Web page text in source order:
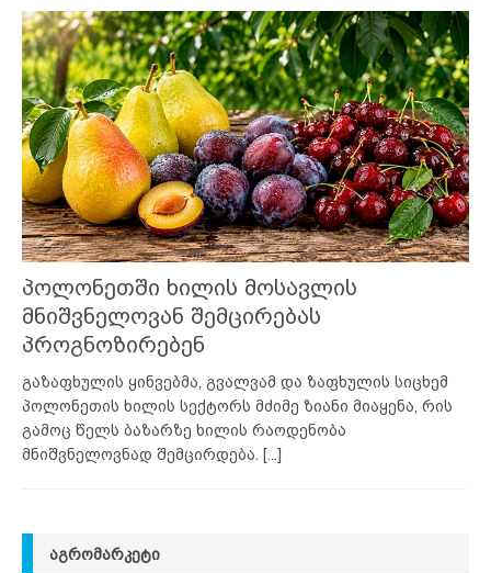
პოლონეთში ხილის მოსავლის
მნიშვნელოვან შემცირებას
პროგნოზირებენ
გაზაფხულის ყინვებმა, გვალვამ და ზაფხულის სიცხემ
პოლონეთის ხილის სექტორს მძიმე ზიანი მიაყენა, რის
გამოც წელს ბაზარზე ხილის რაოდენობა
მნიშვნელოვნად შემცირდება.
[...]
ᲐᲒᲠᲝᲛᲐᲠᲙᲔᲢᲘ